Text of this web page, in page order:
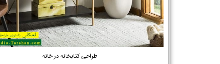
طراحی کتابخانه در خانه